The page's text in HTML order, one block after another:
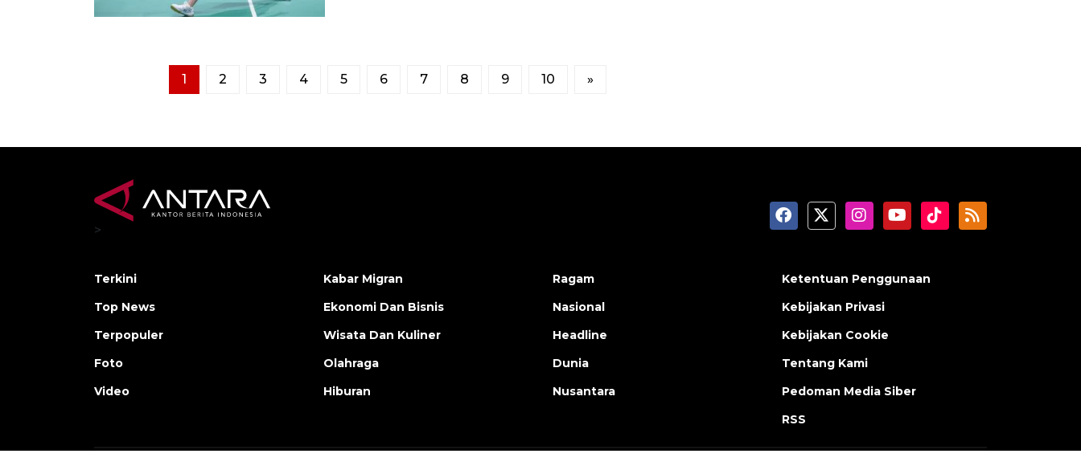
1 2 3 4 5 6 7 8 9 10 »
>
Terkini
Top News
Terpopuler
Foto
Video
Kabar Migran
Ekonomi Dan Bisnis
Wisata Dan Kuliner
Olahraga
Hiburan
Ragam
Nasional
Headline
Dunia
Nusantara
Ketentuan Penggunaan
Kebijakan Privasi
Kebijakan Cookie
Tentang Kami
Pedoman Media Siber
RSS